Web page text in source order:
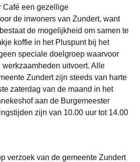
Café een gezellige
de inwoners van Zundert, want
de mogelijkheid om samen te
koffie in het Pluspunt bij het
speciale doelgroep waarvoor
werkzaamheden uitvoert. Alle
Zundert zijn steeds van harte
zaterdag van de maand in het
aan de Burgemeester
zijn van 10.00 uur tot 14.00
verzoek van de gemeente Zundert